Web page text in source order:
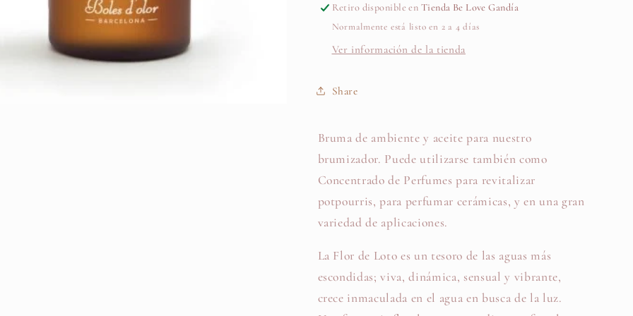
Boles
d’olor
Boles
d’olor
Retiro disponible en Tienda Be Love Gandía
Normalmente está listo en 2 a 4 días
Ver información de la tienda
Share
Bruma de ambiente y aceite para nuestro
brumizador. Puede utilizarse también como
Concentrado de Perfumes para revitalizar
potpourris, para perfumar cerámicas, y en una gran
variedad de aplicaciones.
La Flor de Loto es un tesoro de las aguas más
escondidas; viva, dinámica, sensual y vibrante,
crece inmaculada en el agua en busca de la luz.